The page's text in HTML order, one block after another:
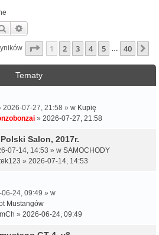
Szukaj
Strona1 z40
1 2 3 4 5 … 40
Tematy
2026-07-27, 21:58 » w Kupię
» 2026-07-27, 21:58
Salon, 2017r.
07-14, 14:53 » w SAMOCHODY
» 2026-07-14, 14:53
24, 09:49 » w
Mustangów
» 2026-06-24, 09:49